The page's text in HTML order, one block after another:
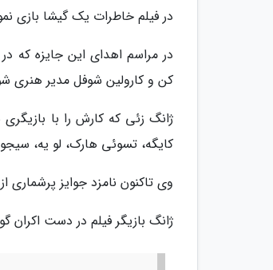
در فیلم خاطرات یک گیشا بازی
در مراسم اهدای این جایزه که
کن و کارولین شوفل مدیر هنری
ژانگ زئی که کارش را با
کایگه، تسوئی هارک، لو یه،
وی تاکنون نامزد جوایز
ژانگ بازیگر فیلم در دست اکران گودزیلا: پادشاه